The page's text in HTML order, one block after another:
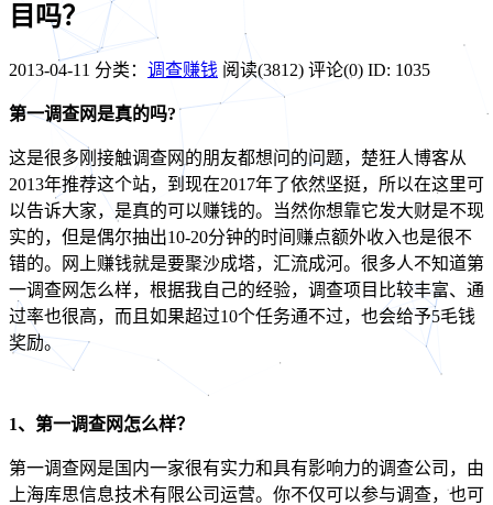
目吗？
2013-04-11 分类： 调查赚钱 阅读(3812) 评论(0) ID: 1035
第一调查网是真的吗?
这是很多刚接触调查网的朋友都想问的问题，楚狂人博客从
2013年推荐这个站，到现在2017年了依然坚挺，所以在这里可
以告诉大家，是真的可以赚钱的。当然你想靠它发大财是不现
实的，但是偶尔抽出10-20分钟的时间赚点额外收入也是很不
错的。网上赚钱就是要聚沙成塔，汇流成河。很多人不知道第
一调查网怎么样，根据我自己的经验，调查项目比较丰富、通
过率也很高，而且如果超过10个任务通不过，也会给予5毛钱
奖励。
1、第一调查网怎么样？
第一调查网是国内一家很有实力和具有影响力的调查公司，由
上海库思信息技术有限公司运营。你不仅可以参与调查，也可